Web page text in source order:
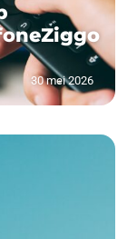
30 mei 2026